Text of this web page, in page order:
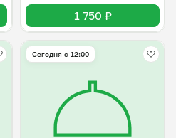
1 750 ₽
Сегодня с 12:00